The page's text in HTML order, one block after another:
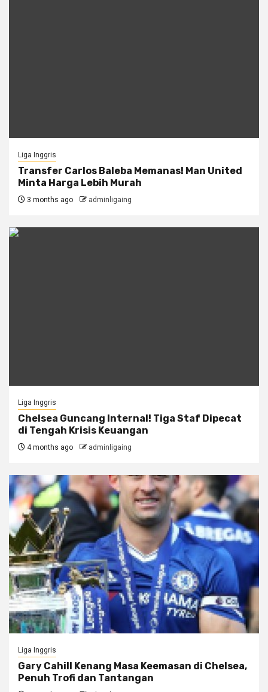
Liga Inggris
Transfer Carlos Baleba Memanas! Man United
Minta Harga Lebih Murah
3 months ago adminligaing
Liga Inggris
Chelsea Guncang Internal! Tiga Staf Dipecat
di Tengah Krisis Keuangan
4 months ago adminligaing
Liga Inggris
Gary Cahill Kenang Masa Keemasan di Chelsea,
Penuh Trofi dan Tantangan